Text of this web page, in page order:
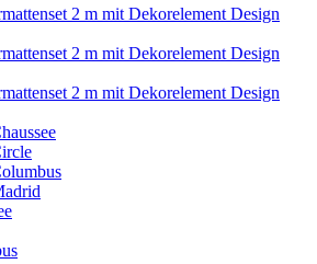
2 m mit Dekorelement Design
2 m mit Dekorelement Design
2 m mit Dekorelement Design